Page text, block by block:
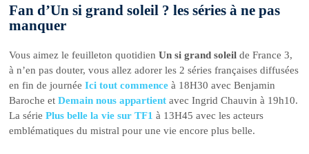
Fan d’Un si grand soleil ? les séries à ne pas
manquer
Vous aimez le feuilleton quotidienUn si grand soleil de France 3,
à n’en pas douter, vous allez adorer les 2 séries françaises diffusées
en fin de journéeIci tout commence à 18H30 avec Benjamin
Baroche etDemain nous appartient avec Ingrid Chauvin à 19h10.
La sériePlus belle la vie sur TF1 à 13H45 avec les acteurs
emblématiques du mistral pour une vie encore plus belle.